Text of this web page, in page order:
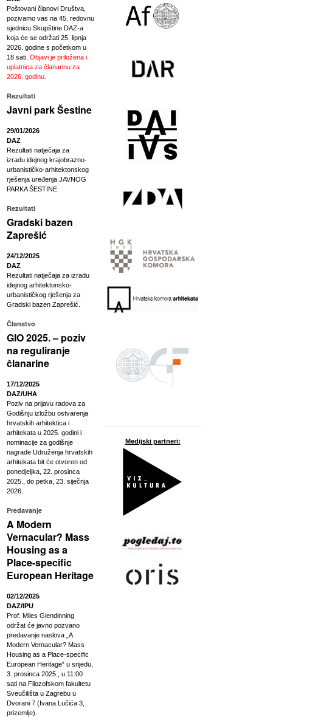
Poštovani članovi Društva,
pozivamo vas na 45. redovnu
sjednicu Skupštine DAZ-a
koja će se održati 25. lipnja
2026. godine s početkom u
18 sati. Objavi je priložena i
uplatnica za članarinu za
2026. godinu.
Rezultati
Javni park Šestine
29/01/2026
DAZ
Rezultati natječaja za
izradu idejnog krajobrazno-
urbanističko-arhitektonskog
rješenja uređenja JAVNOG
PARKA ŠESTINE
Rezultati
Gradski bazen
Zaprešić
24/12/2025
DAZ
Rezultati natječaja za izradu
idejnog arhitektonsko-
urbanističkog rješenja za
Gradski bazen Zaprešić.
Članstvo
GIO 2025. – poziv
na reguliranje
članarine
17/12/2025
DAZ/UHA
Poziv na prijavu radova za
Godišnju izložbu ostvarenja
hrvatskih arhitektica i
arhitekata u 2025. godini i
nominacije za godišnje
nagrade Udruženja hrvatskih
arhitekata bit će otvoren od
ponedjeljka, 22. prosinca
2025., do petka, 23. siječnja
2026.
Predavanje
A Modern
Vernacular? Mass
Housing as a
Place-specific
European Heritage
02/12/2025
DAZ/IPU
Prof. Miles Glendinning
održat će javno pozvano
predavanje naslova „A
Modern Vernacular? Mass
Housing as a Place-specific
European Heritage“ u srijedu,
3. prosinca 2025., u 11:00
sati na Filozofskom fakultetu
Sveučilišta u Zagrebu u
Dvorani 7 (Ivana Lučića 3,
prizemlje).
Medijski partneri: